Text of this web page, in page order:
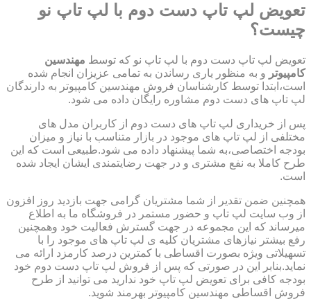
تعویض لپ تاپ دست دوم با لپ تاپ نو
چیست؟
تعویض لپ تاپ دست دوم با لپ تاپ نو که توسط مهندسین
کامپیوتر و به منظور یاری رساندن به تمامی عزیزان انجام شده
است،ابتدا توسط کارشناسان فروش مهندسین کامپیوتر به دارندگان
لپ تاپ های دست دوم مشاوره رایگان داده می شود.
پس از خریداری لپ تاپ های دست دوم از کاربران مدل های
مختلفی از لپ تاپ های موجود در بازار متناسب با نیاز و میزان
بودجه اختصاصی،به شما پیشنهاد داده می شود.طبیعی است که این
طرح کاملا به نفع مشتری و در جهت رضایتمندی ایشان ایجاد شده
است.
همچنین ضمن تقدیر از شما مشتریان گرامی جهت بازدید روز افزون
از وب سایت لپ تاپ و حضور مستمر در فروشگاه ما به اطلاع
میرساند که این مجموعه در جهت گسترش فعالیت خود وهمچنین
رفع بیشتر نیازهای مشتریان کلیه ی لپ تاپ های موجود را با
تسهیلاتی ویژه بصورت اقساطی با کمترین درصد کارمزد ارائه می
نماید.بنابر این در صورتی که پس از فروش لپ تاپ دست دوم خود
بودجه کافی برای تعویض لپ تاپ خود ندارید می توانید از طرح
فروش اقساطی مهندسین کامپیوتر بهرمند شوید.